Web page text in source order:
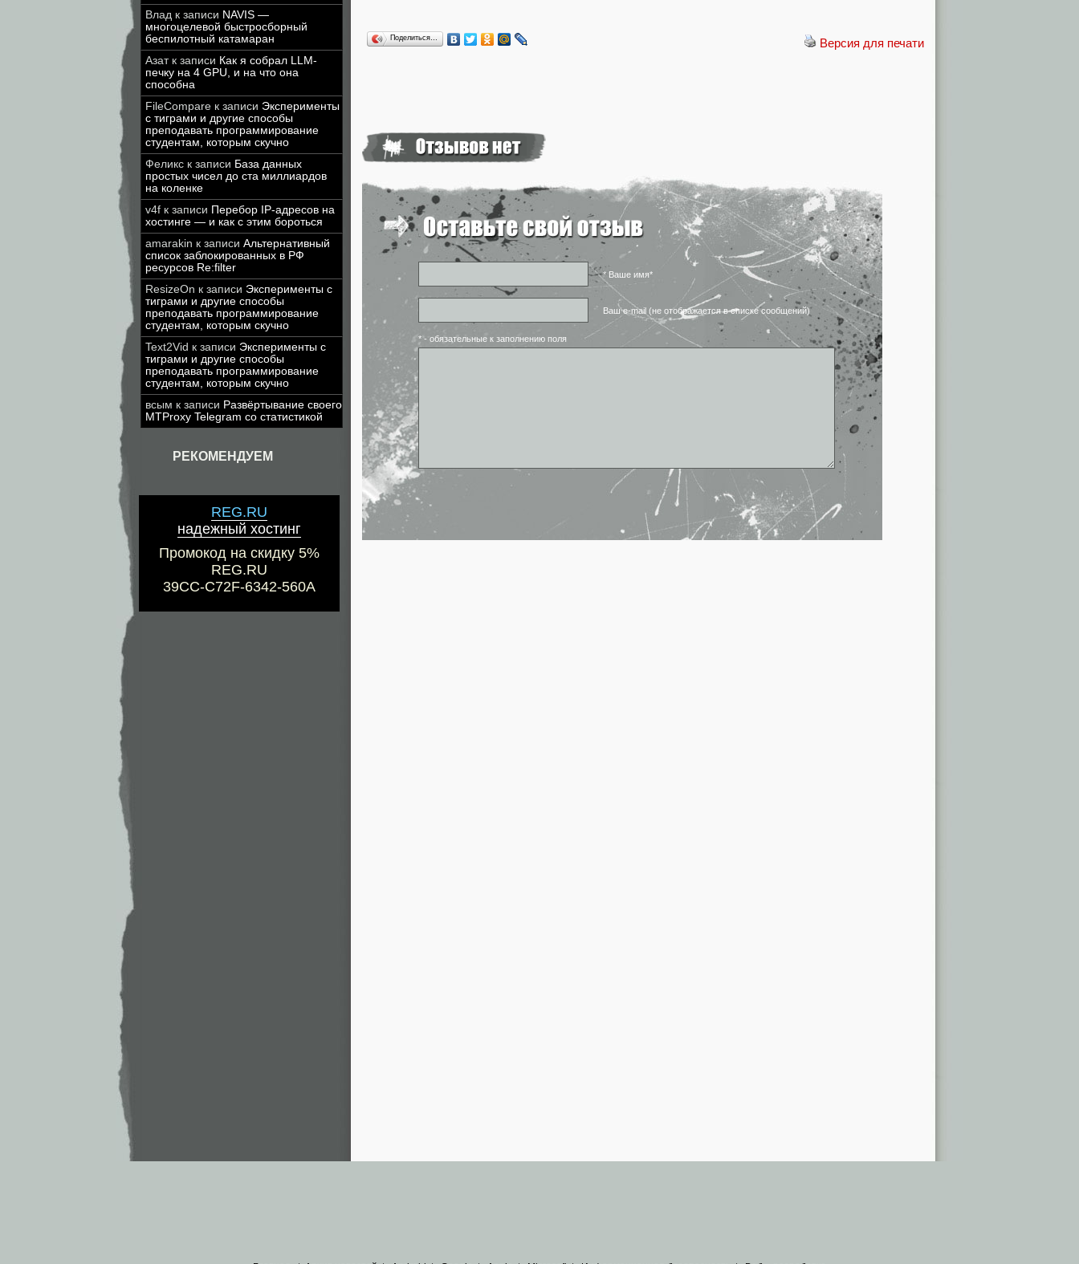
Влад к записи NAVIS —
многоцелевой быстросборный
беспилотный катамаран
Азатк записи Как я собрал LLM-
печку на 4 GPU, и на что она
способна
FileCompare к записи Эксперименты
с тиграми и другие способы
преподавать программирование
студентам, которым скучно
Феликс к записи База данных
простых чисел до ста миллиардов
на коленке
v4f к записи Перебор IP-адресов на
хостинге — и как с этим бороться
amarakin к записи Альтернативный
список заблокированных в РФ
ресурсов Re:filter
ResizeOn к записи Эксперименты с
тиграми и другие способы
преподавать программирование
студентам, которым скучно
Text2Vid к записи Эксперименты с
тиграми и другие способы
преподавать программирование
студентам, которым скучно
всым к записи Развёртывание своего
MTProxy Telegram со статистикой
РЕКОМЕНДУЕМ
REG.RU
надежный хостинг
Промокод на скидку 5%
REG.RU
39CC-C72F-6342-560A
Версия для печати
Поделиться…
* Ваше имя*
Ваш e-mail (не отображается в списке сообщений)
* - обязательные к заполнению поля